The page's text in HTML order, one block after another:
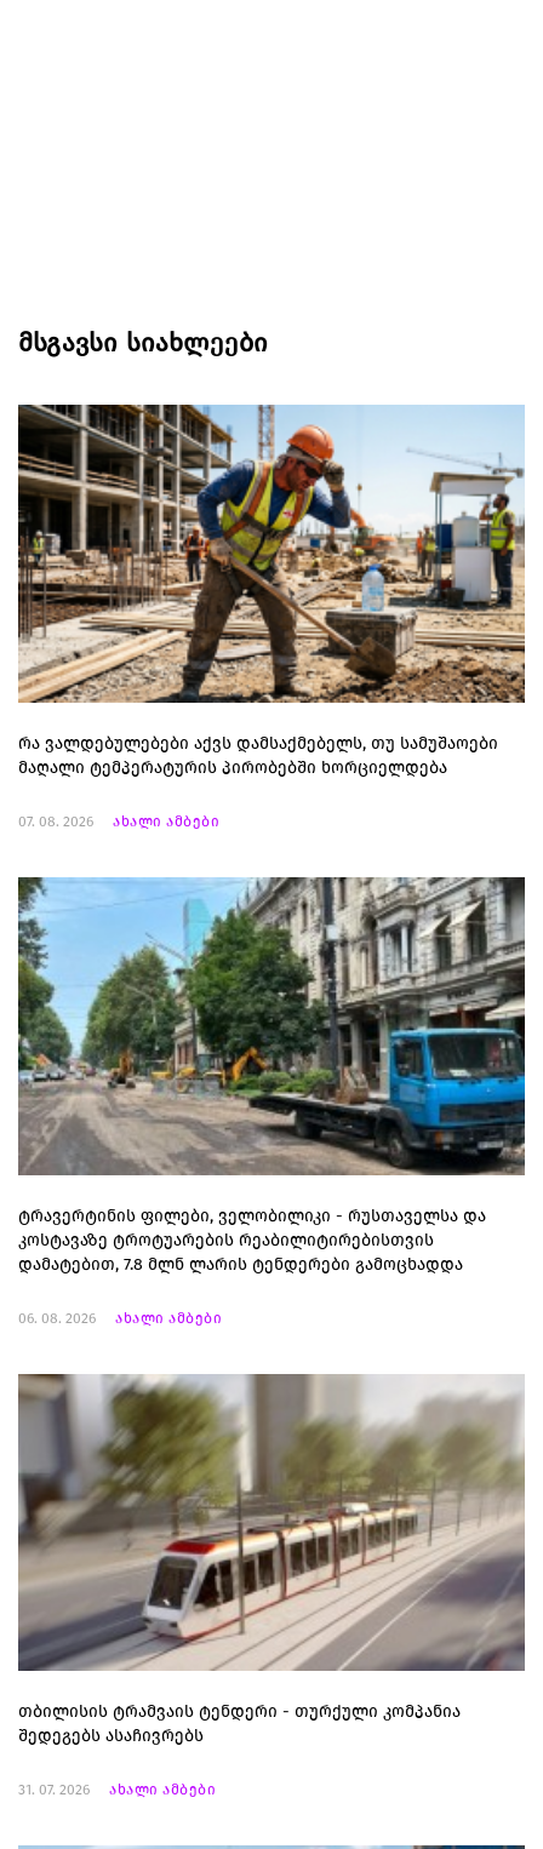
მსგავსი სიახლეები
რა ვალდებულებები აქვს დამსაქმებელს, თუ სამუშაოები
მაღალი ტემპერატურის პირობებში ხორციელდება
07. 08. 2026 ახალი ამბები
ტრავერტინის ფილები, ველობილიკი - რუსთაველსა და
კოსტავაზე ტროტუარების რეაბილიტირებისთვის
დამატებით, 7.8 მლნ ლარის ტენდერები გამოცხადდა
06. 08. 2026 ახალი ამბები
თბილისის ტრამვაის ტენდერი - თურქული კომპანია
შედეგებს ასაჩივრებს
31. 07. 2026 ახალი ამბები